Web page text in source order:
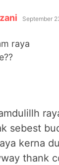
says:
September
raya
sebest
kerna
thank